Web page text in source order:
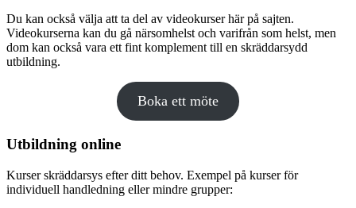
Du kan också välja att ta del av videokurser här på sajten.
Videokurserna kan du gå närsomhelst och varifrån som helst, men
dom kan också vara ett fint komplement till en skräddarsydd
utbildning.
Boka ett möte
Utbildning online
Kurser skräddarsys efter ditt behov. Exempel på kurser för
individuell handledning eller mindre grupper: